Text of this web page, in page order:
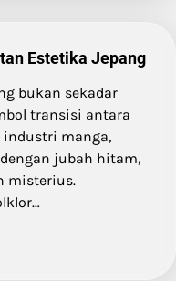
Estetika Jepang
bukan sekadar
transisi antara
industri manga,
jubah hitam,
misterius.